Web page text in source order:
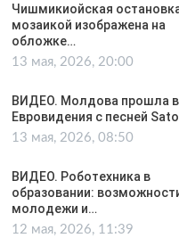
Чишмикиойская
мозаикой изображена на
обложке…
13 мая, 2026, 20:00
ВИДЕО. Молдова прошла
Евровидения с песней
13 мая, 2026, 08:50
ВИДЕО. Роботехника в
образовании:
молодежи и…
12 мая, 2026, 11:39